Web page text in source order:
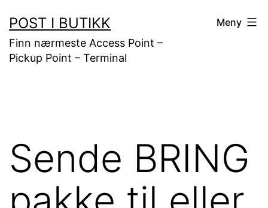
til
innhold
POST I BUTIKK
Finn nærmeste Access Point –
Pickup Point – Terminal
Meny
Sende BRING